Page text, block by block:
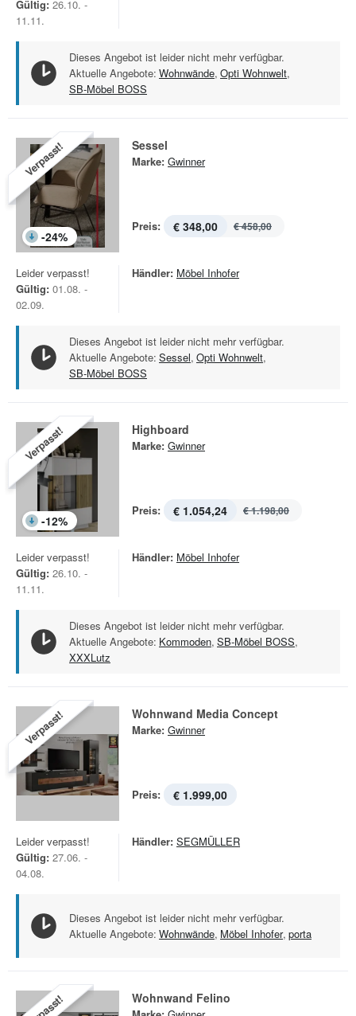
Gültig: 26.10. -
11.11.
Dieses Angebot ist leider nicht mehr verfügbar.
Aktuelle Angebote: Wohnwände, Opti Wohnwelt,
SB-Möbel BOSS
Verpasst!
-24%
Sessel
Marke: Gwinner
Preis: € 348,00 € 458,00
Leider verpasst!
Gültig: 01.08. -
02.09.
Händler: Möbel Inhofer
Dieses Angebot ist leider nicht mehr verfügbar.
Aktuelle Angebote: Sessel, Opti Wohnwelt,
SB-Möbel BOSS
Verpasst!
-12%
Highboard
Marke: Gwinner
Preis: € 1.054,24 € 1.198,00
Leider verpasst!
Gültig: 26.10. -
11.11.
Händler: Möbel Inhofer
Dieses Angebot ist leider nicht mehr verfügbar.
Aktuelle Angebote: Kommoden, SB-Möbel BOSS,
XXXLutz
Verpasst! Wohnwand Media Concept
Marke: Gwinner
Preis: € 1.999,00
Leider verpasst!
Gültig: 27.06. -
04.08.
Händler: SEGMÜLLER
Dieses Angebot ist leider nicht mehr verfügbar.
Aktuelle Angebote: Wohnwände, Möbel Inhofer, porta
Wohnwand Felino